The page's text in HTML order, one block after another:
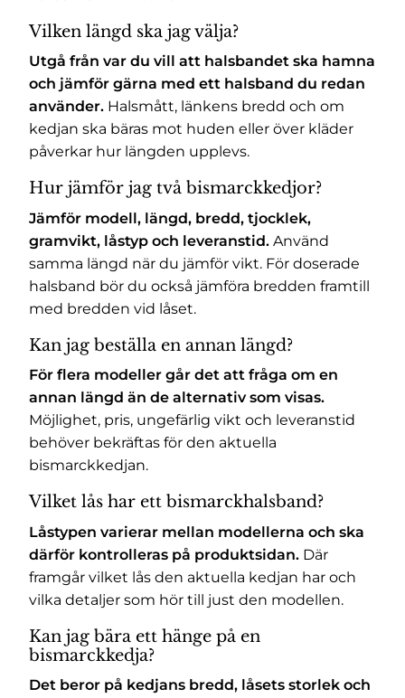
Vilken längd ska jag välja?
Utgå från var du vill att halsbandet ska hamna
och jämför gärna med ett halsband du redan
använder. Halsmått, länkens bredd och om
kedjan ska bäras mot huden eller över kläder
påverkar hur längden upplevs.
Hur jämför jag två bismarckkedjor?
Jämför modell, längd, bredd, tjocklek,
gramvikt, låstyp och leveranstid. Använd
samma längd när du jämför vikt. För doserade
halsband bör du också jämföra bredden framtill
med bredden vid låset.
Kan jag beställa en annan längd?
För flera modeller går det att fråga om en
annan längd än de alternativ som visas.
Möjlighet, pris, ungefärlig vikt och leveranstid
behöver bekräftas för den aktuella
bismarckkedjan.
Vilket lås har ett bismarckhalsband?
Låstypen varierar mellan modellerna och ska
därför kontrolleras på produktsidan. Där
framgår vilket lås den aktuella kedjan har och
vilka detaljer som hör till just den modellen.
Kan jag bära ett hänge på en
bismarckkedja?
Det beror på kedjans bredd, låsets storlek och